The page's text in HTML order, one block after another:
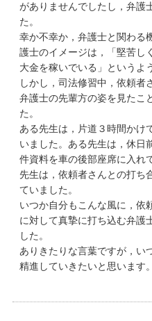
がありませんでしたし，弁護
た。
幸か不幸か，弁護士と関わる
護士のイメージは，「堅苦し
大金を稼いでいる」というよ
しかし，司法修習中，依頼者
弁護士の先輩方の姿を見たこ
た。
ある先生は，片道３時間かけ
いました。ある先生は，休日
件資料を車の後部座席に入れ
先生は，依頼者さんとの打ち
ていました。
いつか自分もこんな風に，依
に対して真摯に打ち込む弁護
した。
ありきたりな言葉ですが，い
精進していきたいと思います。